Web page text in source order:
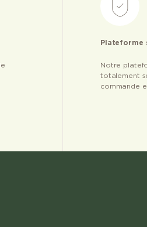
Plateforme
Notre
totalement
commande